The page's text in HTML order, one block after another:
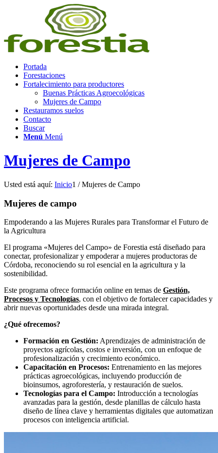
Portada
Forestaciones
Fortalecimiento para productores
Buenas Prácticas Agroecológicas
Mujeres de Campo
Restauramos suelos
Contacto
Buscar
Menú Menú
Mujeres de Campo
Usted está aquí: Inicio1 / Mujeres de Campo
Mujeres de campo
Empoderando a las Mujeres Rurales para Transformar el Futuro de
la Agricultura
El programa «Mujeres del Campo» de Forestia está diseñado para
conectar, profesionalizar y empoderar a mujeres productoras de
Córdoba, reconociendo su rol esencial en la agricultura y la
sostenibilidad.
Este programa ofrece formación online en temas de Gestión,
Procesos y Tecnologías, con el objetivo de fortalecer capacidades y
abrir nuevas oportunidades desde una mirada integral.
¿Qué ofrecemos?
Formación en Gestión: Aprendizajes de administración de
proyectos agrícolas, costos e inversión, con un enfoque de
profesionalización y crecimiento económico.
Capacitación en Procesos: Entrenamiento en las mejores
prácticas agroecológicas, incluyendo producción de
bioinsumos, agroforestería, y restauración de suelos.
Tecnologías para el Campo: Introducción a tecnologías
avanzadas para la gestión, desde planillas de cálculo hasta
diseño de línea clave y herramientas digitales que automatizan
procesos con inteligencia artificial.